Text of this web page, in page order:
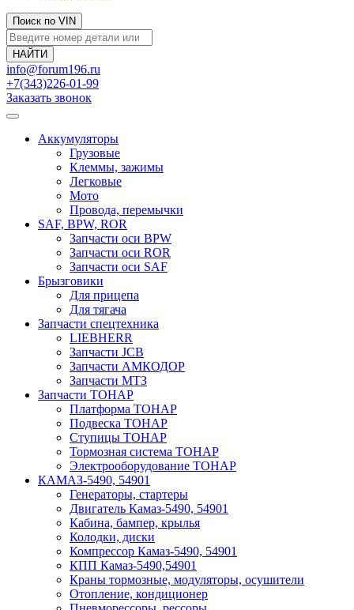
Поиск по VIN
info@forum196.ru
+7(343)226-01-99
Заказать звонок
Аккумуляторы
Грузовые
Клеммы, зажимы
Легковые
Мото
Провода, перемычки
SAF, BPW, ROR
Запчасти оси BPW
Запчасти оси ROR
Запчасти оси SAF
Брызговики
Для прицепа
Для тягача
Запчасти спецтехника
LIEBHERR
Запчасти JCB
Запчасти АМКОДОР
Запчасти МТЗ
Запчасти ТОНАР
Платформа ТОНАР
Подвеска ТОНАР
Ступицы ТОНАР
Тормозная система ТОНАР
Электрооборудование ТОНАР
КАМАЗ-5490, 54901
Генераторы, стартеры
Двигатель Камаз-5490, 54901
Кабина, бампер, крылья
Колодки, диски
Компрессор Камаз-5490, 54901
КПП Камаз-5490,54901
Краны тормозные, модуляторы, осушители
Отопление, кондиционер